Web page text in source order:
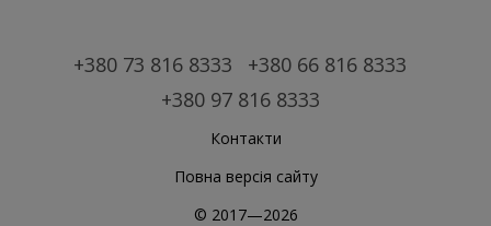
+380 73 816 8333
+380 66 816 8333
+380 97 816 8333
Контакти
Повна версія сайту
© 2017—2026